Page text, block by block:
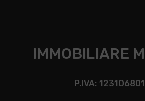
IMMOBILIARE
P.IVA: